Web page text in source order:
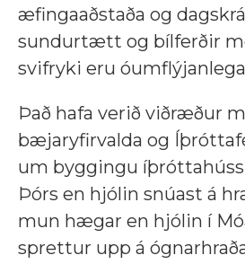
æfingaaðstaða og
sundurtætt og bílferðir
svifryki eru
Það hafa verið viðræður
bæjaryfirvalda og
um byggingu
Þórs en hjólin snúast á
mun hægar en hjólin í
sprettur upp á